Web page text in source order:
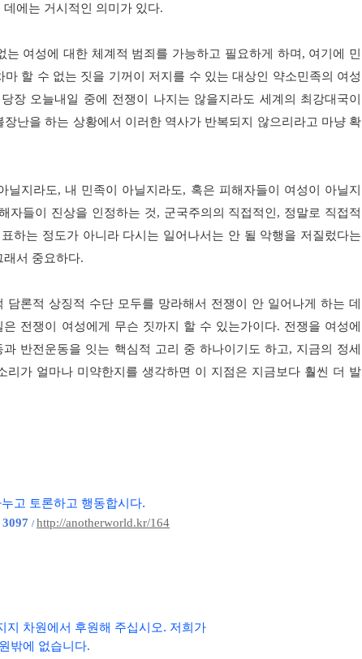
에는 거시적인 의미가 있다.
여성에 대한 체계적 범죄를 가능하고 필요하게 하며 , 여기에 민
할 수 없는 짓을 기꺼이 저지를 수 있는 대상인 약소민족의 여성
당장 오늘내일 중에 전쟁이 나지는 않을지라도 세계의 최강대국이
난을 하는 상황에서 이러한 역사가 반복되지 않으리라고 마냥 확
닐지라도, 내 민족이 아닐지라도, 혹은 피해자들이 여성이 아닐지
자들이 진상을 인정하는 것, 군국주의의 직접적인 , 정말로 직접적
하는 정도가 아니라 다시는 일어나서는 안 될 악행을 저질렀다는
래서 중요하다.
론적 상징적 수단 모두를 망라해서 전쟁이 안 일어나게 하는 데
은 전쟁이 여성에게 무슨 짓까지 할 수 있는가이다. 전쟁을 여성에
반전운동을 잇는 핵심적 고리 중 하나이기도 하고, 지금의 정세
리가 얼마나 미약한지를 생각하면 이 지점은 지금보다 훨씬 더 발
고 토론하고 행동합시다.
/ http://anotherworld.kr/164
지 차원에서 후원해 주십시오. 저희가
밖에 없습니다.